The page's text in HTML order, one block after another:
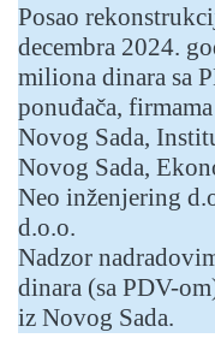
Posao
decembra 2024.
miliona dinara sa
ponuđača,
Novog Sada,
Novog Sada,
Neo inženjering
d.o.o.
Nadzor
dinara (sa PDV-
iz Novog Sada.